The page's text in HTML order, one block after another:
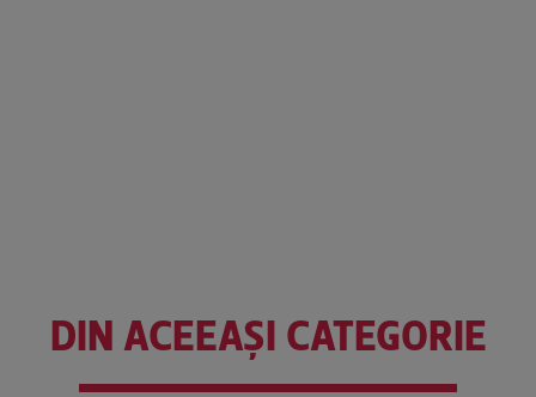
DIN ACEEAȘI CATEGORIE